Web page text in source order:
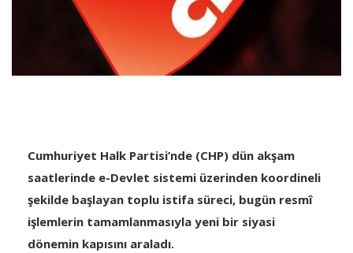
Cumhuriyet Halk Partisi’nde (CHP) dün akşam
saatlerinde e-Devlet sistemi üzerinden koordineli
şekilde başlayan toplu istifa süreci, bugün resmî
işlemlerin tamamlanmasıyla yeni bir siyasi
dönemin kapısını araladı.